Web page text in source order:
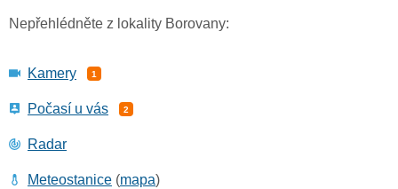
Nepřehlédněte z lokality Borovany:
Kamery 1
Počasí u vás 2
Radar
Meteostanice (mapa)